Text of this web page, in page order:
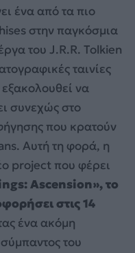
ένα από τα πιο
στην παγκόσμια
του J.R.R. Tolkien
ταινίες
να
συνεχώς στο
που κρατούν
Αυτή τη φορά, η
project που φέρει
Ascension», το
στις 14
ένα ακόμη
του